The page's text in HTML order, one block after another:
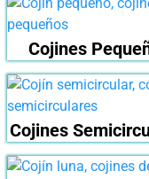
Cojines
Cojines